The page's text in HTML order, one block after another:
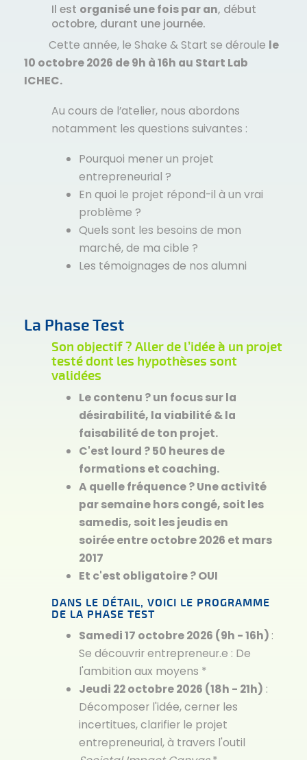
Il est organisé une fois par an, début
octobre, durant une journée.
Cette année, le Shake & Start se déroule le
10 octobre 2026 de 9h à 16h au Start Lab
ICHEC.
Au cours de l’atelier, nous abordons
notamment les questions suivantes :
Pourquoi mener un projet
entrepreneurial ?
En quoi le projet répond-il à un vrai
problème ?
Quels sont les besoins de mon
marché, de ma cible ?
Les témoignages de nos alumni
La Phase Test
Son objectif ? Aller de l’idée à un projet
testé dont les hypothèses sont
validées
Le contenu ? un focus sur la
désirabilité, la viabilité & la
faisabilité de ton projet.
C'est lourd ? 50 heures de
formations et coaching.
A quelle fréquence ? Une activité
par semaine hors congé, soit les
samedis, soit les jeudis en
soirée entre octobre 2026 et mars
2017
Et c'est obligatoire ? OUI
DANS LE DÉTAIL, VOICI LE PROGRAMME
DE LA PHASE TEST
Samedi 17 octobre 2026 (9h - 16h) :
Se découvrir entrepreneur.e : De
l'ambition aux moyens *
Jeudi 22 octobre 2026 (18h - 21h) :
Décomposer l'idée, cerner les
incertitues, clarifier le projet
entrepreneurial, à travers l'outil